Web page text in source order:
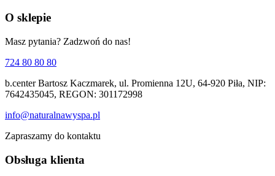
O sklepie
Masz pytania? Zadzwoń do nas!
724 80 80 80
b.center Bartosz Kaczmarek, ul. Promienna 12U, 64-920 Piła, NIP:
7642435045, REGON: 301172998
info@naturalnawyspa.pl
Zapraszamy do kontaktu
Obsługa klienta